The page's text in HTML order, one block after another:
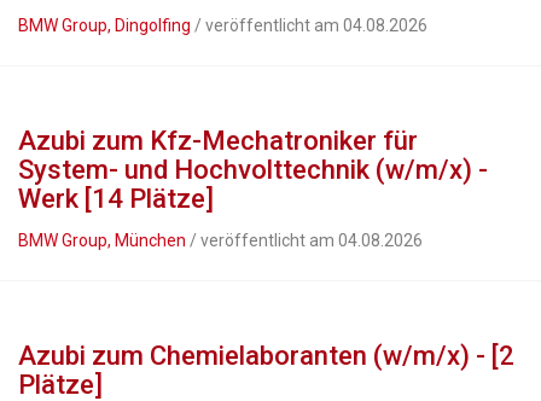
BMW Group, Dingolfing / veröffentlicht am 04.08.2026
Azubi zum Kfz-Mechatroniker für
System- und Hochvolttechnik (w/m/x) -
Werk [14 Plätze]
BMW Group, München / veröffentlicht am 04.08.2026
Azubi zum Chemielaboranten (w/m/x) - [2
Plätze]